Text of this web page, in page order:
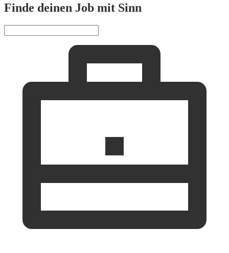
Finde deinen Job mit Sinn